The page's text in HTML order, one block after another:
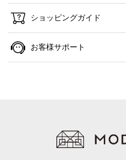
ショッピングガイド
お客様サポート